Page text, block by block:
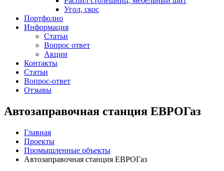
Угол, скос
Портфолио
Информация
Статьи
Вопрос ответ
Акции
Контакты
Статьи
Вопрос-ответ
Отзывы
Автозаправочная станция ЕВРОГаз
Главная
Проекты
Промышленные объекты
Автозаправочная станция ЕВРОГаз